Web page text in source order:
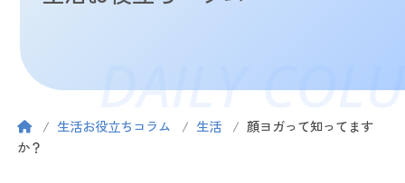
DAILY
生活お役立ちコラム 生活
顔ヨガって知ってます
か？